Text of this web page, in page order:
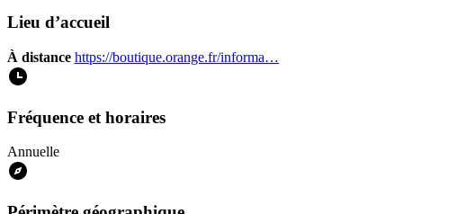
Lieu d’accueil
À distance https://boutique.orange.fr/informa…
Fréquence et horaires
Annuelle